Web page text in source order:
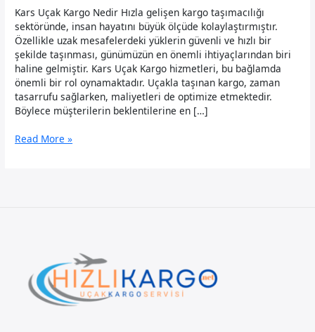
Kars Uçak Kargo Nedir Hızla gelişen kargo taşımacılığı
sektöründe, insan hayatını büyük ölçüde kolaylaştırmıştır.
Özellikle uzak mesafelerdeki yüklerin güvenli ve hızlı bir
şekilde taşınması, günümüzün en önemli ihtiyaçlarından biri
haline gelmiştir. Kars Uçak Kargo hizmetleri, bu bağlamda
önemli bir rol oynamaktadır. Uçakla taşınan kargo, zaman
tasarrufu sağlarken, maliyetleri de optimize etmektedir.
Böylece müşterilerin beklentilerine en […]
Kars
Read More »